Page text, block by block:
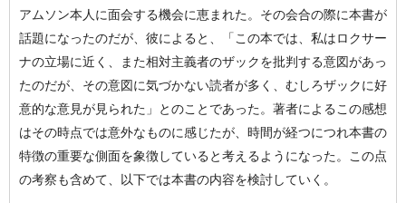
アムソン本人に面会する機会に恵まれた。その会合の際に本書が
話題になったのだが、彼によると、「この本では、私はロクサー
ナの立場に近く、また相対主義者のザックを批判する意図があっ
たのだが、その意図に気づかない読者が多く、むしろザックに好
意的な意見が見られた」とのことであった。著者によるこの感想
はその時点では意外なものに感じたが、時間が経つにつれ本書の
特徴の重要な側面を象徴していると考えるようになった。この点
の考察も含めて、以下では本書の内容を検討していく。